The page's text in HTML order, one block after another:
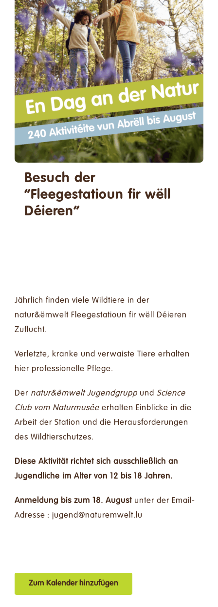
Kontakt
Suche
nach:
Deutsch
Besuch der
“Fleegestatioun fir wëll
Déieren”
Jährlich finden viele Wildtiere in der
natur&ëmwelt Fleegestatioun fir wëll Déieren
Zuflucht.
Verletzte, kranke und verwaiste Tiere erhalten
hier professionelle Pflege.
Der natur&ëmwelt Jugendgrupp und Science
Club vom Naturmusée erhalten Einblicke in die
Arbeit der Station und die Herausforderungen
des Wildtierschutzes.
Diese Aktivität richtet sich ausschließlich an
Jugendliche im Alter von 12 bis 18 Jahren.
Anmeldung bis zum 18. August unter der Email-
Adresse : ul.tlewmerutan@dneguj
Zum Kalender hinzufügen